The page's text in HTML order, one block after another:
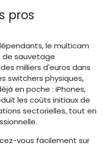
pros
le multicam
de sauvetage
milliers d'euros dans
switchers physiques,
en poche : iPhones,
les coûts initiaux de
sectorielles, tout en
vous facilement sur